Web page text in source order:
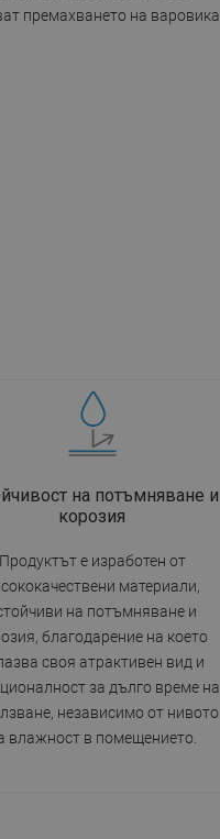
премахването на варовика.
на потъмняване и
корозия
Продуктът е изработен от
материали,
на потъмняване и
благодарение на което
своя атрактивен вид и
за дълго време на
независимо от нивото
влажност в помещението.